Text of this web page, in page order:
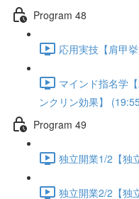
Program 48
応用実技【肩甲
マインド指名学
ンクリン効果】
Program 49
独立開業1/2【独
独立開業2/2【独